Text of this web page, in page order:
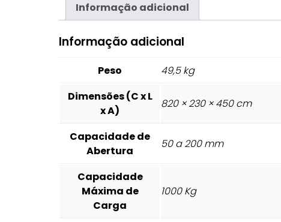
Informação adicional
Informação adicional
Peso
49,5 kg
Dimensões (C x L
x A)
820 × 230 × 450 cm
Capacidade de
Abertura
50 a 200 mm
Capacidade
Máxima de
Carga
1000 Kg